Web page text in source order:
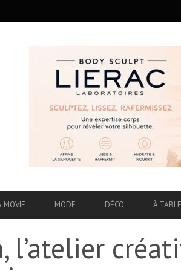
MOVIE MODE DÉCO À TABLE
l’atelier